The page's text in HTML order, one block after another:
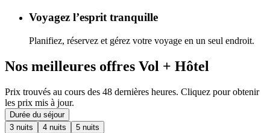
Voyagez l’esprit tranquille
Planifiez, réservez et gérez votre voyage en un seul endroit.
Nos meilleures offres Vol + Hôtel
Prix trouvés au cours des 48 dernières heures. Cliquez pour obtenir
les prix mis à jour.
Durée du séjour
3 nuits
4 nuits
5 nuits